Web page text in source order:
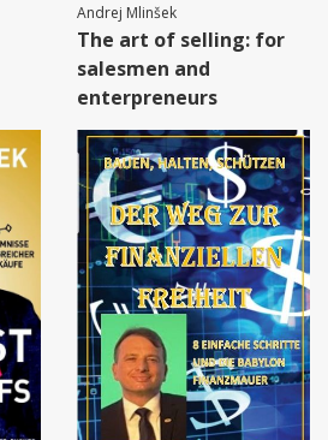
Andrej Mlinšek
The art of selling: for
salesmen and
enterpreneurs